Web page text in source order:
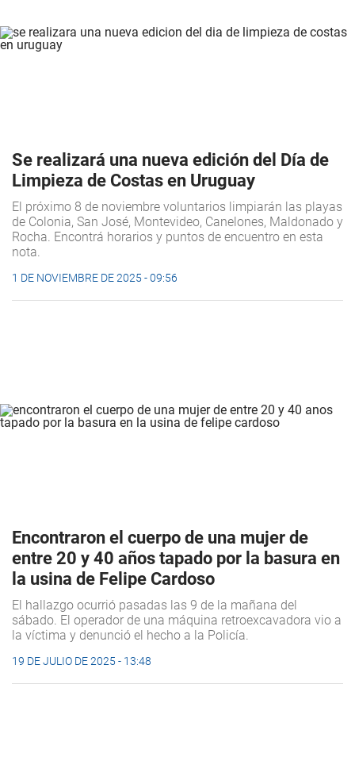
Se realizará una nueva edición del Día de
Limpieza de Costas en Uruguay
El próximo 8 de noviembre voluntarios limpiarán las playas
de Colonia, San José, Montevideo, Canelones, Maldonado y
Rocha. Encontrá horarios y puntos de encuentro en esta
nota.
1 DE NOVIEMBRE DE 2025 - 09:56
Encontraron el cuerpo de una mujer de
entre 20 y 40 años tapado por la basura en
la usina de Felipe Cardoso
El hallazgo ocurrió pasadas las 9 de la mañana del
sábado. El operador de una máquina retroexcavadora vio a
la víctima y denunció el hecho a la Policía.
19 DE JULIO DE 2025 - 13:48